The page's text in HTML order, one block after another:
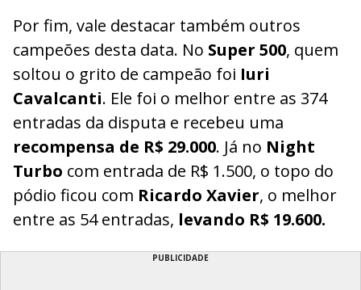
Por fim, vale destacar também outros
campeões desta data. No Super 500, quem
soltou o grito de campeão foi Iuri
Cavalcanti. Ele foi o melhor entre as 374
entradas da disputa e recebeu uma
recompensa de R$ 29.000. Já no Night
Turbo com entrada de R$ 1.500, o topo do
pódio ficou com Ricardo Xavier, o melhor
entre as 54 entradas, levando R$ 19.600.
PUBLICIDADE